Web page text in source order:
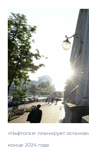
«Нафтогаз» планирует
конце 2024 года